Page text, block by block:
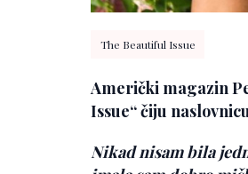
The Beautiful Issue
Američki magazin
Issue“ čiju
Nikad nisam bila